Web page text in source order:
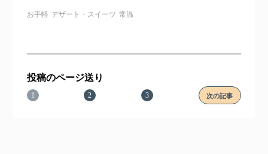
お手軽 デザート・スイーツ 常温
投稿のページ送り
1 2 3 次の記事